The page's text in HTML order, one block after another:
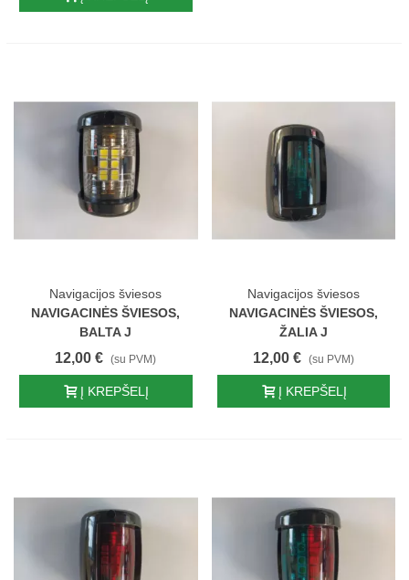
Navigacijos šviesos
NAVIGACINĖS ŠVIESOS,
BALTA J
12,00 € (su PVM)
Į KREPŠELĮ
Navigacijos šviesos
NAVIGACINĖS ŠVIESOS,
ŽALIA J
12,00 € (su PVM)
Į KREPŠELĮ